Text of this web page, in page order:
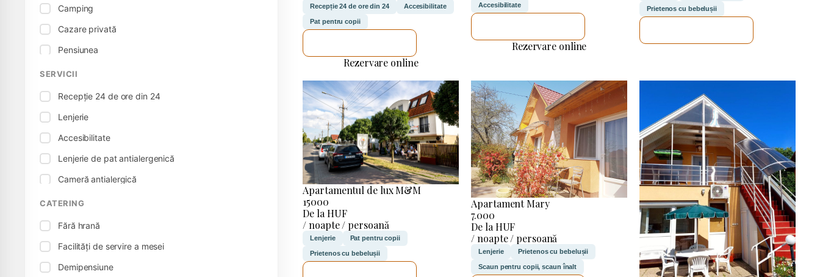
Camping
Cazare privată
Pensiunea
Casă de oaspeți
SERVICII
Recepție 24 de ore din 24
Lenjerie
Accesibilitate
Lenjerie de pat antialergenică
Cameră antialergică
Conexiune electrică
Tenis de masă
Pat pentru copii
Prietenos cu bebelușii
CATERING
Fără hrană
Facilități de servire a mesei
Demipensiune
Recepție 24 de ore din 24 Accesibilitate
Pat pentru copii
Rezervare online
Accesibilitate
Rezervare online
Prietenos cu bebelușii
Apartamentul de lux M&M
15000
De la HUF
/ noapte / persoană
Lenjerie Pat pentru copii
Prietenos cu bebelușii
Apartament Mary
7.000
De la HUF
/ noapte / persoană
Lenjerie Prietenos cu bebelușii
Scaun pentru copii, scaun înalt